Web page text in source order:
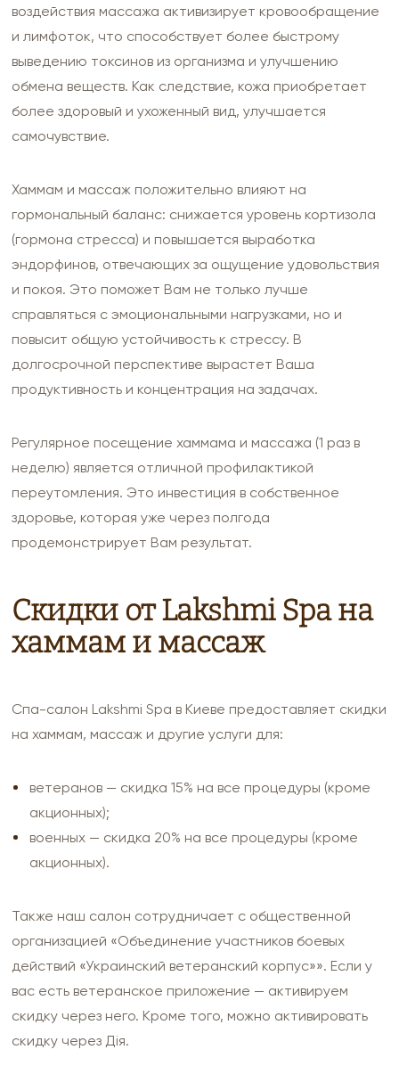
воздействия массажа активизирует кровообращение
и лимфоток, что способствует более быстрому
выведению токсинов из организма и улучшению
обмена веществ. Как следствие, кожа приобретает
более здоровый и ухоженный вид, улучшается
самочувствие.
Хаммам и массаж положительно влияют на
гормональный баланс: снижается уровень кортизола
(гормона стресса) и повышается выработка
эндорфинов, отвечающих за ощущение удовольствия
и покоя. Это поможет Вам не только лучше
справляться с эмоциональными нагрузками, но и
повысит общую устойчивость к стрессу. В
долгосрочной перспективе вырастет Ваша
продуктивность и концентрация на задачах.
Регулярное посещение хаммама и массажа (1 раз в
неделю) является отличной профилактикой
переутомления. Это инвестиция в собственное
здоровье, которая уже через полгода
продемонстрирует Вам результат.
Скидки от Lakshmi Spa на
хаммам и массаж
Спа-салон Lakshmi Spa в Киеве предоставляет скидки
на хаммам, массаж и другие услуги для:
ветеранов — скидка 15% на все процедуры (кроме
акционных);
военных — скидка 20% на все процедуры (кроме
акционных).
Также наш салон сотрудничает с общественной
организацией «Объединение участников боевых
действий «Украинский ветеранский корпус»». Если у
вас есть ветеранское приложение — активируем
скидку через него. Кроме того, можно активировать
скидку через Дія.